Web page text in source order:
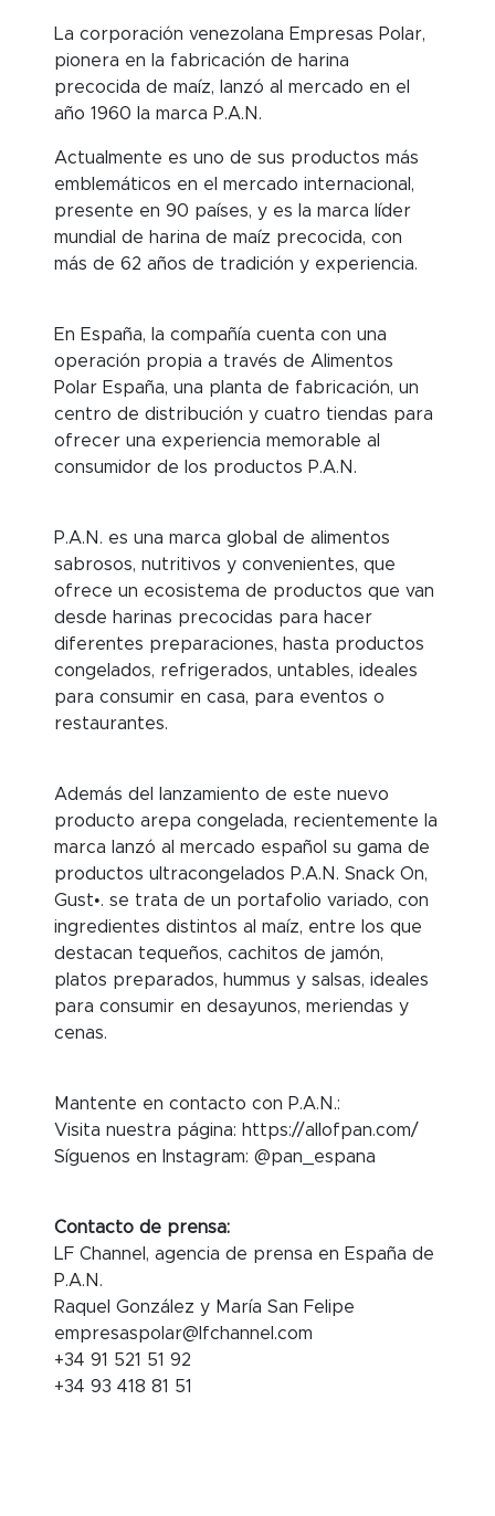
La corporación venezolana Empresas Polar,
pionera en la fabricación de harina
precocida de maíz, lanzó al mercado en el
año 1960 la marca P.A.N.
Actualmente es uno de sus productos más
emblemáticos en el mercado internacional,
presente en 90 países, y es la marca líder
mundial de harina de maíz precocida, con
más de 62 años de tradición y experiencia.
En España, la compañía cuenta con una
operación propia a través de Alimentos
Polar España, una planta de fabricación, un
centro de distribución y cuatro tiendas para
ofrecer una experiencia memorable al
consumidor de los productos P.A.N.
P.A.N. es una marca global de alimentos
sabrosos, nutritivos y convenientes, que
ofrece un ecosistema de productos que van
desde harinas precocidas para hacer
diferentes preparaciones, hasta productos
congelados, refrigerados, untables, ideales
para consumir en casa, para eventos o
restaurantes.
Además del lanzamiento de este nuevo
producto arepa congelada, recientemente la
marca lanzó al mercado español su gama de
productos ultracongelados P.A.N. Snack On,
Gust•. se trata de un portafolio variado, con
ingredientes distintos al maíz, entre los que
destacan tequeños, cachitos de jamón,
platos preparados, hummus y salsas, ideales
para consumir en desayunos, meriendas y
cenas.
Mantente en contacto con P.A.N.:
Visita nuestra página: https://allofpan.com/
Síguenos en Instagram: @pan_espana
Contacto de prensa:
LF Channel, agencia de prensa en España de
P.A.N.
Raquel González y María San Felipe
empresaspolar@lfchannel.com
+34 91 521 51 92
+34 93 418 81 51